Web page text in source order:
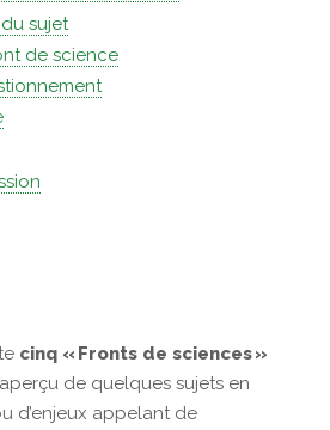
sujet
de science
cinq « Fronts de sciences »
de quelques sujets en
d’enjeux appelant de